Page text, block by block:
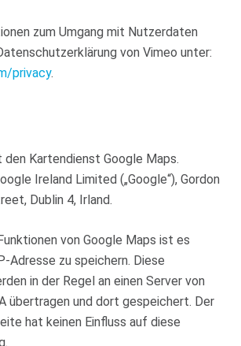
zum Umgang mit Nutzerdaten
von Vimeo unter:
privacy.
Kartendienst Google Maps.
Ireland Limited („Google“), Gordon
Dublin 4, Irland.
von Google Maps ist es
Adresse zu speichern. Diese
in der Regel an einen Server von
übertragen und dort gespeichert. Der
hat keinen Einfluss auf diese